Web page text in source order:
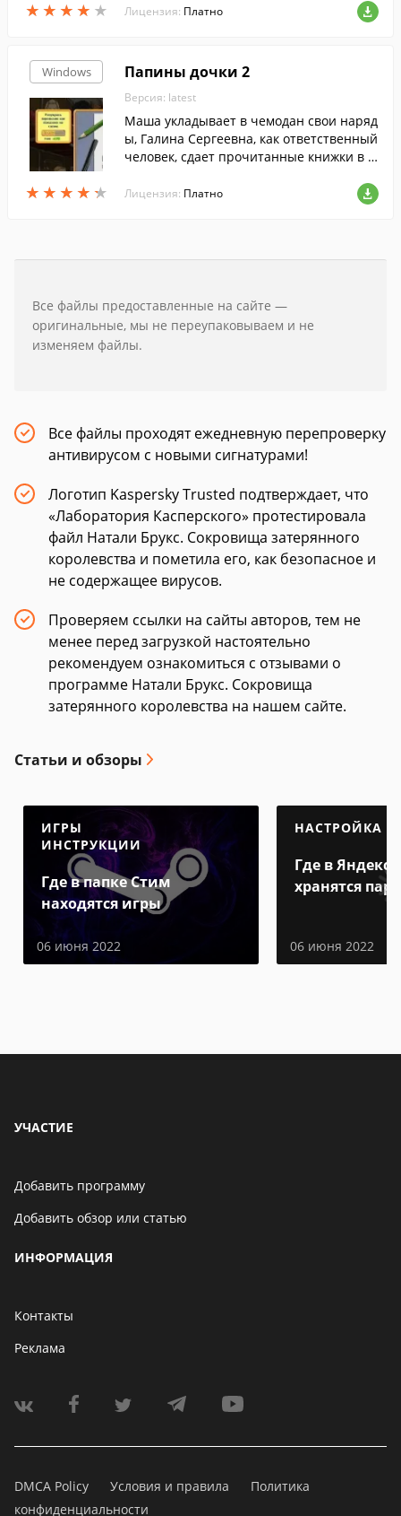
★ ★ ★ ★ ★
★ ★ ★ ★ ★
ть злодея и уничтожить всех его подруч
Лицензия: Платно
Windows
★ ★ ★ ★ ★
★ ★ ★ ★ ★
Папины дочки 2
Версия: latest
Маша укладывает в чемодан свои наряд
ы, Галина Сергеевна, как ответственный
человек, сдает прочитанные книжки в б
Лицензия: Платно
Все файлы предоставленные на сайте —
оригинальные, мы не переупаковываем и не
изменяем файлы.
Все файлы проходят ежедневную перепроверку
антивирусом с новыми сигнатурами!
Логотип Kaspersky Trusted подтверждает, что
«Лаборатория Касперского» протестировала
файл Натали Брукс. Сокровища затерянного
королевства и пометила его, как безопасное и
не содержащее вирусов.
Проверяем ссылки на сайты авторов, тем не
менее перед загрузкой настоятельно
рекомендуем ознакомиться с отзывами о
программе Натали Брукс. Сокровища
затерянного королевства на нашем сайте.
Статьи и обзоры
ИГРЫ
ИНСТРУКЦИИ
Где в папке Стим
находятся игры
06 июня 2022
НАСТРОЙКА
Где в Яндекс
хранятся
06 июня 2022
УЧАСТИЕ
Добавить программу
Добавить обзор или статью
ИНФОРМАЦИЯ
Контакты
Реклама
DMCA Policy Условия и правила
Политика
конфиденциальности